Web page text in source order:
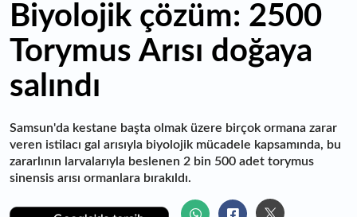
Biyolojik çözüm: 2500
Torymus Arısı doğaya
salındı
Samsun'da kestane başta olmak üzere birçok ormana zarar
veren istilacı gal arısıyla biyolojik mücadele kapsamında, bu
zararlının larvalarıyla beslenen 2 bin 500 adet torymus
sinensis arısı ormanlara bırakıldı.